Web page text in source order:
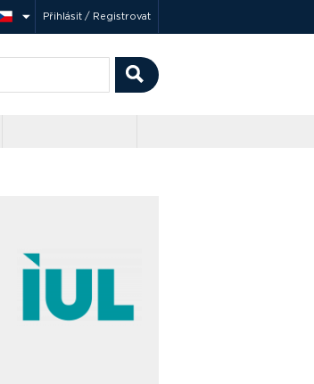
Přihlásit / Registrovat